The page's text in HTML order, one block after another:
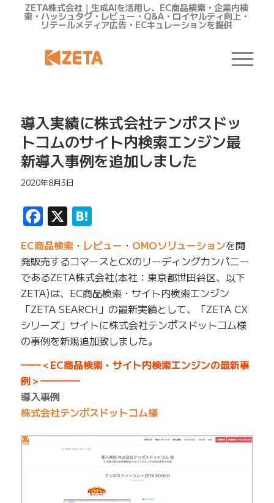
ZETA株式会社｜生成AIを活用し、EC商品検索・企業内検
索・ハッシュタグ・レビュー・Q&A・ロイヤルティ向上・
リテールメディア広告・ECキュレーションを提供
導入実績に株式会社テンポスドッ
トコムのサイト内検索エンジン最
新導入事例を追加しました
2020年8月3日
Facebook
X Hatena
EC商品検索・ レビュー ・ OMOソリューションを開
発販売するコマースとCXのリーディングカンパニー
であるZETA株式会社(本社：東京都世田谷区、以下
ZETA)は、EC商品検索・サイト内検索エンジン
「ZETA SEARCH」の最新実績として、「ZETA CX
シリーズ」サイトに株式会社テンポスドットコム様
の事例を新規追加致しました。
━━＜EC商品検索・サイト内検索エンジンの最新事
例＞━━━━
導入事例
株式会社テンポスドットコム様